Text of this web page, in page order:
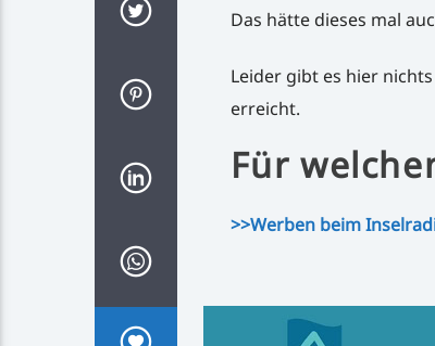
Das hätte dieses mal
Leider gibt es hier
erreicht.
Für
>>Werben beim